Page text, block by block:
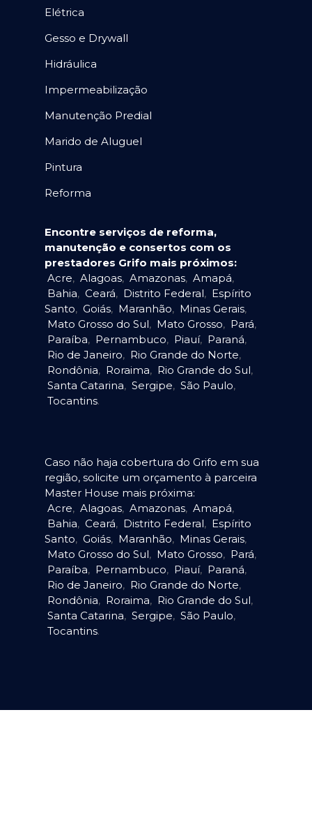
Elétrica
Gesso e Drywall
Hidráulica
Impermeabilização
Manutenção Predial
Marido de Aluguel
Pintura
Reforma
Encontre serviços de reforma,
manutenção e consertos com os
prestadores Grifo mais próximos:
Acre, Alagoas, Amazonas, Amapá,
Bahia, Ceará, Distrito Federal, Espírito
Santo, Goiás, Maranhão, Minas Gerais,
Mato Grosso do Sul, Mato Grosso, Pará,
Paraíba, Pernambuco, Piauí, Paraná,
Rio de Janeiro, Rio Grande do Norte,
Rondônia, Roraima, Rio Grande do Sul,
Santa Catarina, Sergipe, São Paulo,
Tocantins.
Caso não haja cobertura do Grifo em sua
região, solicite um orçamento à parceira
Master House mais próxima:
Acre, Alagoas, Amazonas, Amapá,
Bahia, Ceará, Distrito Federal, Espírito
Santo, Goiás, Maranhão, Minas Gerais,
Mato Grosso do Sul, Mato Grosso, Pará,
Paraíba, Pernambuco, Piauí, Paraná,
Rio de Janeiro, Rio Grande do Norte,
Rondônia, Roraima, Rio Grande do Sul,
Santa Catarina, Sergipe, São Paulo,
Tocantins.